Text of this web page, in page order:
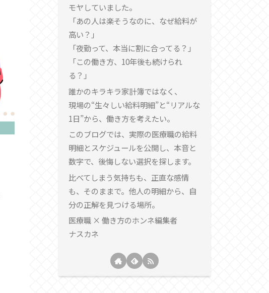
モヤしていました。
「あの人は楽そうなのに、なぜ給料が
高い？」
「夜勤って、本当に割に合ってる？」
「この働き方、10年後も続けられ
る？」
誰かのキラキラ家計簿ではなく、
現場の“生々しい給料明細”と“リアルな
1日”から、働き方を考えたい。
このブログでは、実際の医療職の給料
明細とスケジュールを公開し、本音と
数字で、後悔しない選択を探します。
比べてしまう気持ちも、正直な感情
も、そのままで。他人の明細から、自
分の正解を見つける場所。
医療職 × 働き方のホンネ編集者
ナスカネ